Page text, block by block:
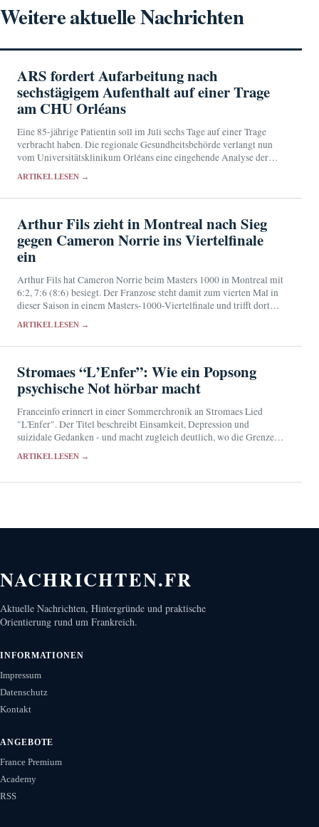
Weitere aktuelle Nachrichten
ARS fordert Aufarbeitung nach
sechstägigem Aufenthalt auf einer Trage
am CHU Orléans
Eine 85-jährige Patientin soll im Juli sechs Tage auf einer Trage
verbracht haben. Die regionale Gesundheitsbehörde verlangt nun
vom Universitätsklinikum Orléans eine eingehende Analyse der
ARTIKEL LESEN →
Arthur Fils zieht in Montreal nach Sieg
gegen Cameron Norrie ins Viertelfinale
ein
Arthur Fils hat Cameron Norrie beim Masters 1000 in Montreal mit
6:2, 7:6 (8:6) besiegt. Der Franzose steht damit zum vierten Mal in
dieser Saison in einem Masters-1000-Viertelfinale und trifft dort
ARTIKEL LESEN →
Stromaes “L’Enfer”: Wie ein Popsong
psychische Not hörbar macht
Franceinfo erinnert in einer Sommerchronik an Stromaes Lied
"L'Enfer". Der Titel beschreibt Einsamkeit, Depression und
suizidale Gedanken - und macht zugleich deutlich, wo die Grenzen
ARTIKEL LESEN →
NACHRICHTEN.FR
Aktuelle Nachrichten, Hintergründe und praktische
Orientierung rund um Frankreich.
INFORMATIONEN
Impressum
Datenschutz
Kontakt
ANGEBOTE
France Premium
Academy
RSS